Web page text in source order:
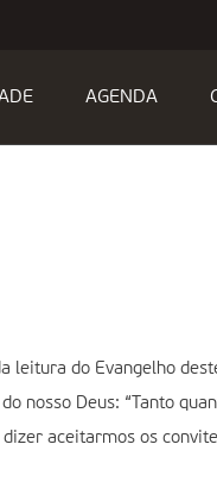
AGENDA
leitura do Evangelho
nosso Deus: “Tanto
aceitarmos os